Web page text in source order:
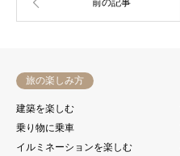
旅の楽しみ方
建築を楽しむ
乗り物に乗車
イルミネーションを楽しむ